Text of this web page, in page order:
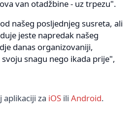
van otadžbine - uz trpezu".
našeg posljednjeg susreta, ali
jeste napredak našeg
danas organizovaniji,
snagu nego ikada prije",
aplikaciji za iOS ili Android.